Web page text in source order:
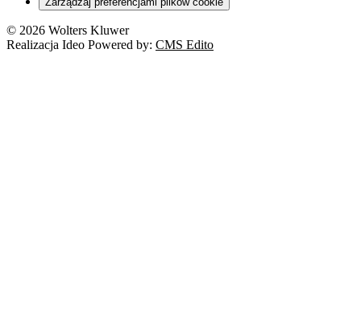
Franczyza
Prawo autorskie
© 2026 Wolters Kluwer
Realizacja Ideo Powered by: CMS Edito